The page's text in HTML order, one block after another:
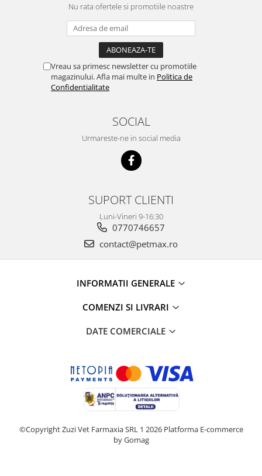
Nu rata ofertele si promotiile noastre
Vreau sa primesc newsletter cu promotiile
magazinului. Afla mai multe in Politica de
Confidentialitate
SOCIAL
Urmareste-ne in social media
SUPORT CLIENTI
Luni-Vineri 9-16:30
0770746657
contact@petmax.ro
INFORMATII GENERALE
COMENZI SI LIVRARI
DATE COMERCIALE
©Copyright Zuzi Vet Farmaxia SRL 1 2026 Platforma E-commerce
by Gomag